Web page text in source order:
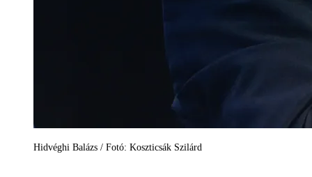
Hidvéghi Balázs / Fotó: Koszticsák Szilárd